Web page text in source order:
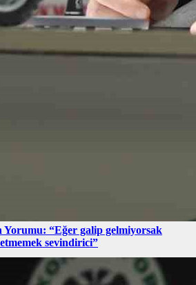
Yorumu: “Eğer galip gelmiyorsak
sevindirici”